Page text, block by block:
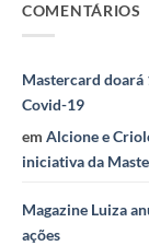
COMENTÁRIOS
Mastercard doará
Covid-19
em Alcione e
iniciativa da
Magazine Luiza
ações